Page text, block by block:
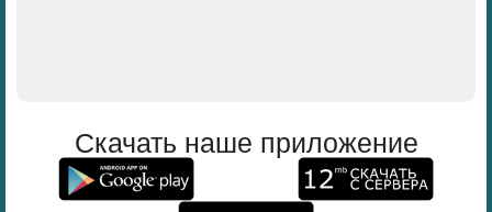
Скачать наше приложение